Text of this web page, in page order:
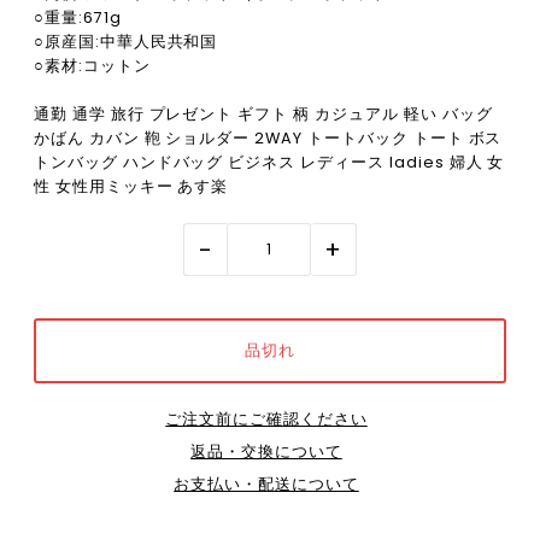
○重量:671g
○原産国:中華人民共和国
○素材:コットン
通勤 通学 旅行 プレゼント ギフト 柄 カジュアル 軽い バッグ
かばん カバン 鞄 ショルダー 2WAY トートバック トート ボス
トンバッグ ハンドバッグ ビジネス レディース ladies 婦人 女
性 女性用ミッキー あす楽
- +
ご注文前にご確認ください
返品・交換について
お支払い・配送について